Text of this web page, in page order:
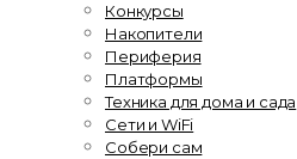
Конкурсы
Накопители
Периферия
Платформы
Техника для дома и сада
Сети и WiFi
Собери сам